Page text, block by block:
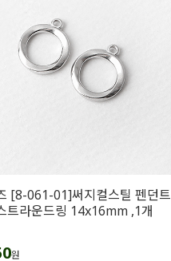
[8-061-01]써지컬스틸 펜던트
트라운드링 14x16mm ,1개
원